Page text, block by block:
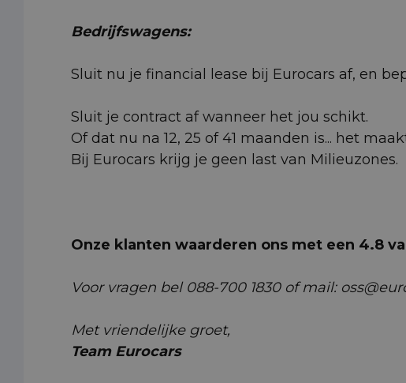
Bedrijfswagens:
Sluit nu je financial lease bij Eurocars af, en
Sluit je contract af wanneer het jou schikt.
Of dat nu na 12, 25 of 41 maanden is... het
Bij Eurocars krijg je geen last van Milieuzones.
Onze klanten waarderen ons met een 4.8
Voor vragen bel 088-700 1830 of mail:
Met vriendelijke groet,
Team Eurocars